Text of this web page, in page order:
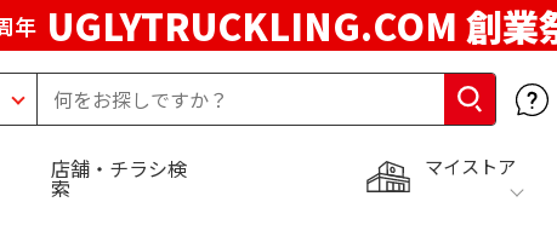
年 UGLYTRUCKLING.COM 創業
マイストア
店舗・チラシ検
索